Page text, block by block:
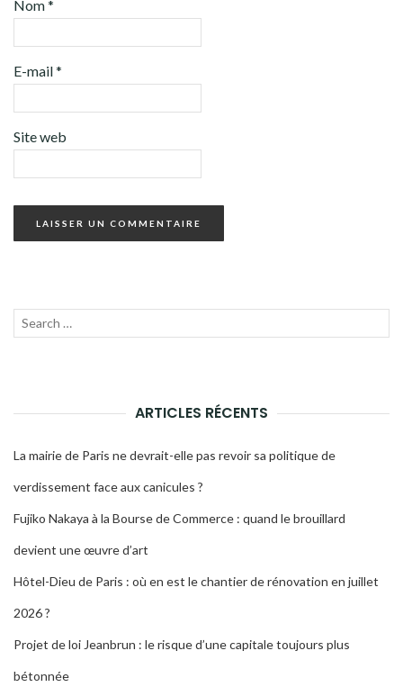
Nom*
E-mail*
Site web
Recherche
ARTICLES RÉCENTS
La mairie de Paris ne devrait-elle pas revoir sa politique de
verdissement face aux canicules ?
Fujiko Nakaya à la Bourse de Commerce : quand le brouillard
devient une œuvre d’art
Hôtel-Dieu de Paris : où en est le chantier de rénovation en juillet
2026 ?
Projet de loi Jeanbrun : le risque d’une capitale toujours plus
bétonnée